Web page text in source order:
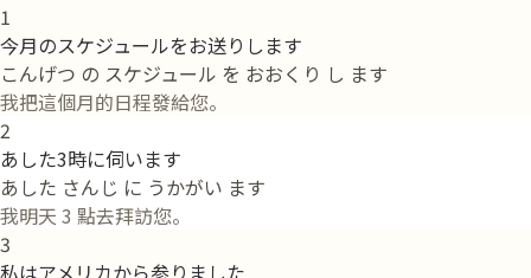
1
今月のスケジュールをお送りします
こんげつ の スケジュール を おおくり し ます
我把這個月的日程發給您。
2
あした3時に伺います
あした さんじ に うかがい ます
我明天 3 點去拜訪您。
3
私はアメリカから参りました